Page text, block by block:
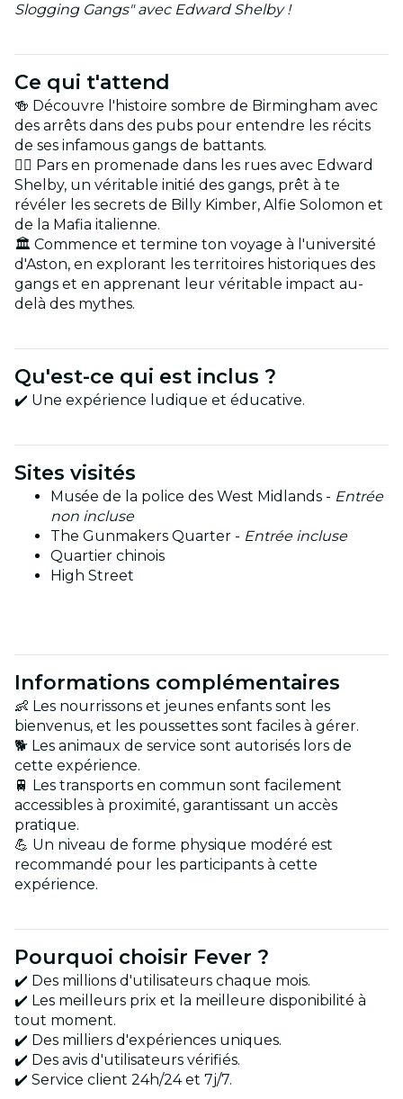
Slogging Gangs" avec Edward Shelby !
Ce qui t'attend
🍻 Découvre l'histoire sombre de Birmingham avec
des arrêts dans des pubs pour entendre les récits
de ses infamous gangs de battants.
🕵️‍♂️ Pars en promenade dans les rues avec Edward
Shelby, un véritable initié des gangs, prêt à te
révéler les secrets de Billy Kimber, Alfie Solomon et
de la Mafia italienne.
🏛️ Commence et termine ton voyage à l'université
d'Aston, en explorant les territoires historiques des
gangs et en apprenant leur véritable impact au-
delà des mythes.
Qu'est-ce qui est inclus ?
✔️ Une expérience ludique et éducative.
Sites visités
Musée de la police des West Midlands - Entrée
non incluse
The Gunmakers Quarter - Entrée incluse
Quartier chinois
High Street
Informations complémentaires
👶 Les nourrissons et jeunes enfants sont les
bienvenus, et les poussettes sont faciles à gérer.
🐕 Les animaux de service sont autorisés lors de
cette expérience.
🚆 Les transports en commun sont facilement
accessibles à proximité, garantissant un accès
pratique.
💪 Un niveau de forme physique modéré est
recommandé pour les participants à cette
expérience.
Pourquoi choisir Fever ?
✔️ Des millions d'utilisateurs chaque mois.
✔️ Les meilleurs prix et la meilleure disponibilité à
tout moment.
✔️ Des milliers d'expériences uniques.
✔️ Des avis d'utilisateurs vérifiés.
✔️ Service client 24h/24 et 7j/7.